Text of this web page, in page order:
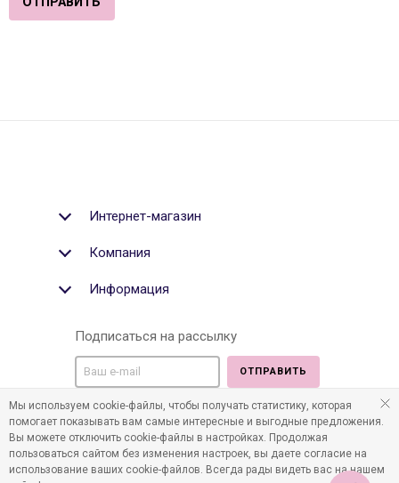
Интернет-магазин
Компания
Информация
Подписаться на рассылку
ОТПРАВИТЬ
Мы в социальных медиа:
Мы используем cookie-файлы, чтобы получать статистику, которая
помогает показывать вам самые интересные и выгодные предложения.
Вы можете отключить cookie-файлы в настройках. Продолжая
пользоваться сайтом без изменения настроек, вы даете согласие на
использование ваших cookie-файлов. Всегда рады видеть вас на нашем